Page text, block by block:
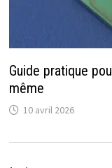
Guide pratique
même
10 avril 2026